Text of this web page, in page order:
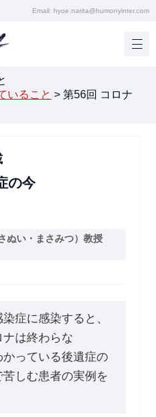
Email: hyoe.narita@humonyinter.com
いること >第56回 コロナ
の今
ぬい・まさみつ）教授
症に感染すると、
は終わらな
っている後遺症の
しむ患者の実例を